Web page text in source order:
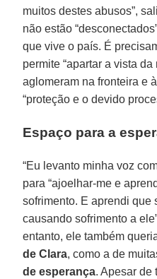
muitos destes abusos”,
não estão
que vive o país. É
permite “apartar a vista
aglomeram na fronteira e
“proteção e o devido
Espaço para a
“Eu levanto minha voz
para “ajoelhar-me e
sofrimento. E aprendi que
causando sofrimento a
entanto, ele também
de Clara, como a de
de esperança. Apesar de